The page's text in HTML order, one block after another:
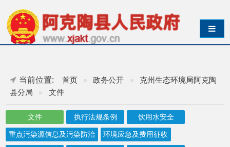
导航切换
县分局 » 文件
重点污染源信息及污染防治
环境应急及费用征收
热点回应
监察执法 空气质量